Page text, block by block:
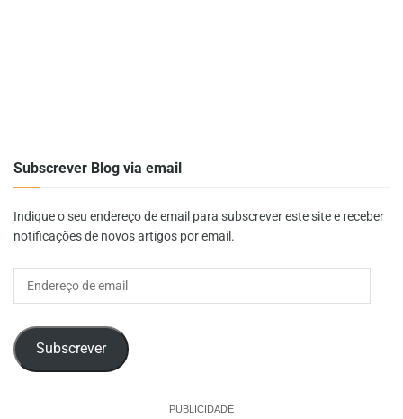
Subscrever Blog via email
Indique o seu endereço de email para subscrever este site e receber
notificações de novos artigos por email.
Subscrever
PUBLICIDADE